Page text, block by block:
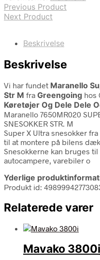
Previous Product
Next Product
Beskrivelse
Beskrivelse
Vi har fundet Maranello
Str M fra Greengoing hos
Køretøjer Og Dele Dele
Maranello 7650MR020
SNESOKKER STR. M
Super X Ultra snesokker
til at montere på bilens
Snesokkerne kan bruges til
autocampere, varebiler o
Yderlige
Produkt id:
Relaterede varer
Mavako 3800i